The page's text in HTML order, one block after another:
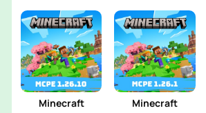
Minecraft
Minecraft